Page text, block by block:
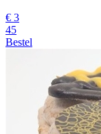
€ 3
45
Bestel